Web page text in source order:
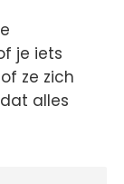
je iets
ze zich
alles